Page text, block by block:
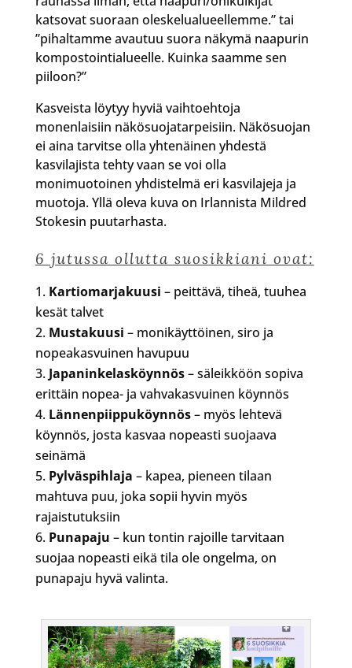
katsovat suoraan oleskelualueellemme.” tai
”pihaltamme avautuu suora näkymä naapurin
kompostointialueelle. Kuinka saamme sen
piiloon?”
Kasveista löytyy hyviä vaihtoehtoja
monenlaisiin näkösuojatarpeisiin. Näkösuojan
ei aina tarvitse olla yhtenäinen yhdestä
kasvilajista tehty vaan se voi olla
monimuotoinen yhdistelmä eri kasvilajeja ja
muotoja. Yllä oleva kuva on Irlannista Mildred
Stokesin puutarhasta.
6 jutussa ollutta suosikkiani ovat:
Kartiomarjakuusi – peittävä, tiheä, tuuhea
kesät talvet
Mustakuusi – monikäyttöinen, siro ja
nopeakasvuinen havupuu
Japaninkelasköynnös– säleikköön sopiva
erittäin nopea- ja vahvakasvuinen köynnös
Lännenpiippuköynnös– myös lehtevä
köynnös, josta kasvaa nopeasti suojaava
seinämä
Pylväspihlaja – kapea, pieneen tilaan
mahtuva puu, joka sopii hyvin myös
rajaistutuksiin
Punapaju – kun tontin rajoille tarvitaan
suojaa nopeasti eikä tila ole ongelma, on
punapaju hyvä valinta.